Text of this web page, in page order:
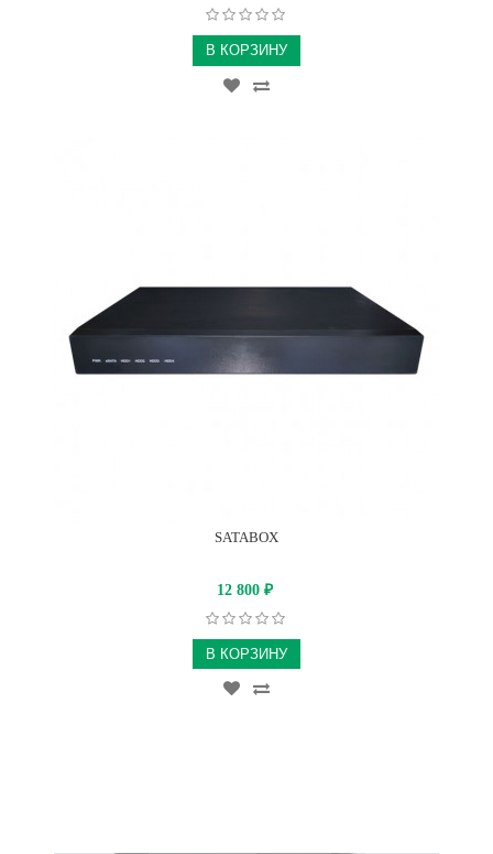
В КОРЗИНУ
SATABOX
12 800 ₽
В КОРЗИНУ